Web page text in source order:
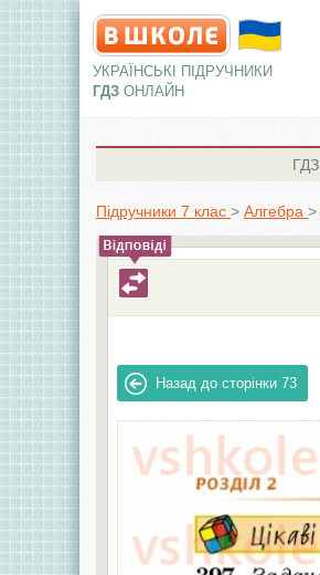
УКРАЇНСЬКІ ПІДРУЧНИКИ
ГДЗ ОНЛАЙН
ГДЗ
Підручники 7 клас > Алгебра >
Назад до сторінки 73